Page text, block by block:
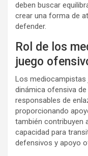
deben buscar
crear una forma de
defender.
Rol de los
juego
Los mediocampistas
dinámica ofensiva
responsables de
proporcionando
también contribuyen
capacidad para
defensivos y apoyo